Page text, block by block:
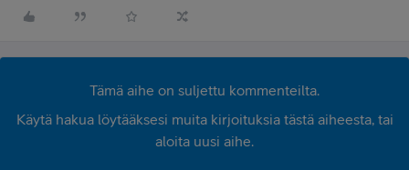
Tämä aihe on suljettu kommenteilta.
Käytä hakua löytääksesi muita kirjoituksia tästä aiheesta, tai
aloita uusi aihe.